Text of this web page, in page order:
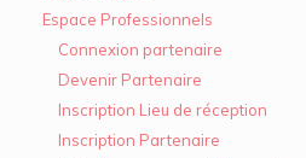
Espace Professionnels
Connexion partenaire
Devenir Partenaire
Inscription Lieu de réception
Inscription Partenaire